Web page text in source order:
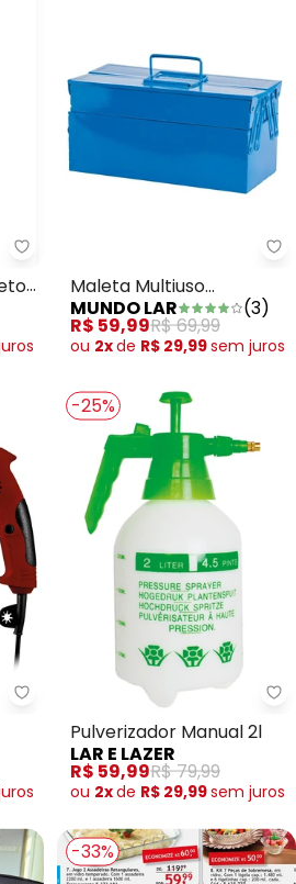
Lar e Lazer - Lustre Make Color
1
Maleta Multiuso
Esmaltada Azul 1 Peça
MUNDO LAR (3)
R$ 59,99R$ 69,99
ou 2xde R$ 29,99sem juros
Lar e Lazer - Furadeira 600 W -
-25%
Pulverizador Manual 2l
LAR E LAZER
R$ 59,99R$ 79,99
ou 2xde R$ 29,99sem juros
-33%